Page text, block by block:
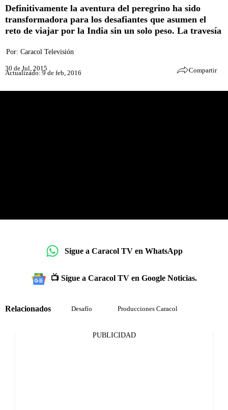
Definitivamente la aventura del peregrino ha sido
transformadora para los desafiantes que asumen el
reto de viajar por la India sin un solo peso. La travesía
Por: Caracol Televisión
30 de Jul, 2015
Actualizado: 9 de feb, 2016 Compartir
Sigue a Caracol TV en WhatsApp
📺 Sigue a Caracol TV en Google Noticias.
Relacionados Desafío Producciones Caracol
PUBLICIDAD